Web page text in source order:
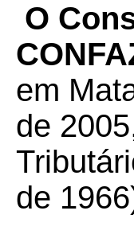
O
em
de
de